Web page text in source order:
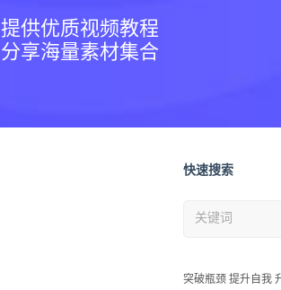
提供优质视频教程
分享海量素材集合
快速搜索
突破瓶颈 提升自我